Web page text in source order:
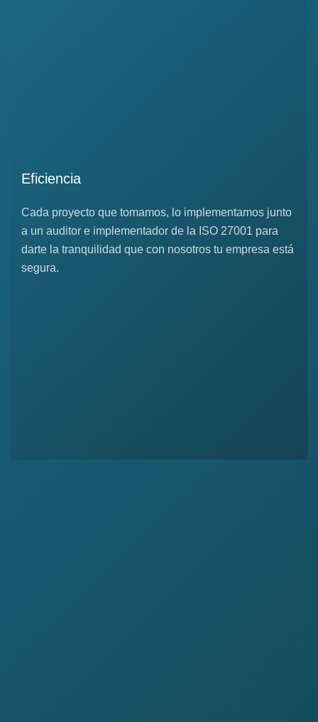
Eficiencia
Cada proyecto que tomamos, lo implementamos junto
a un auditor e implementador de la ISO 27001 para
darte la tranquilidad que con nosotros tu empresa está
segura.